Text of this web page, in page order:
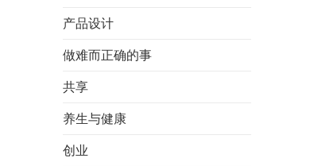
产品设计
做难而正确的事
共享
养生与健康
创业